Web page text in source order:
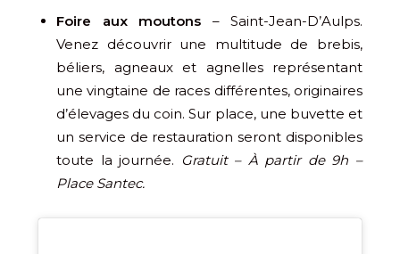
Foire aux moutons – Saint-Jean-D’Aulps.
Venez découvrir une multitude de brebis,
béliers, agneaux et agnelles représentant
une vingtaine de races différentes, originaires
d’élevages du coin. Sur place, une buvette et
un service de restauration seront disponibles
toute la journée. Gratuit – À partir de 9h –
Place Santec.